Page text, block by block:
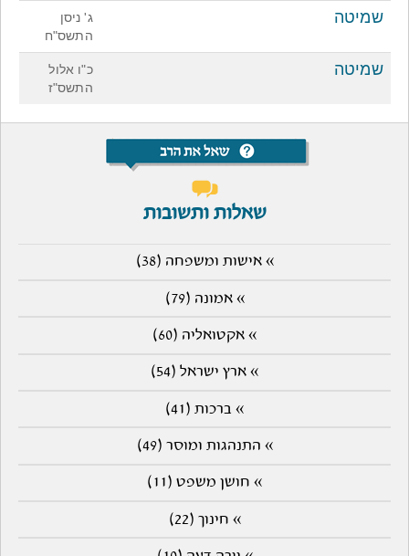
שמיטה
ג' ניסן
התשס"ח
שמיטה
כ"ו אלול
התשס"ז
שאלות ותשובות
» אישות ומשפחה (38)
» אמונה (79)
» אקטואליה (60)
» ארץ ישראל (54)
» ברכות (41)
» התנהגות ומוסר (49)
» חושן משפט (11)
» חינוך (22)